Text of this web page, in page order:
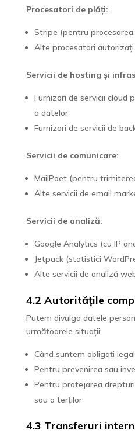
Procesatori de plăți:
Stripe (pentru procesarea
Alte procesatori
Servicii de hosting și
Furnizori de servicii cloud
a datelor
Furnizori de servicii de
Servicii de comunicare:
MailPoet (pentru
Alte servicii de email
Servicii de analiză:
Google Analytics (cu IP
Jetpack (statistici
Alte servicii de analiză
4.2 Autoritățile
Putem divulga datele
următoarele situații:
Când suntem obligați
Pentru prevenirea sau
Pentru protejarea
sau a terților
4.3 Transferuri